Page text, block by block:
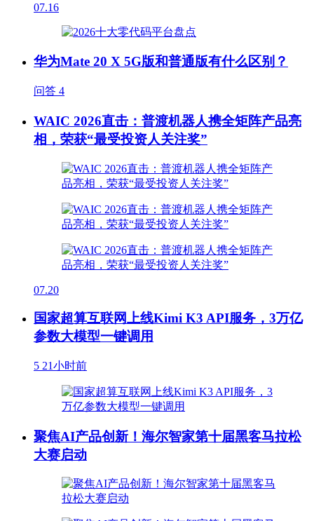
07.16
华为Mate 20 X 5G版和普通版有什么区别？
问答 4
WAIC 2026直击：普渡机器人携全矩阵产品亮
相，荣获“最受投资人关注奖”
07.20
国家超算互联网上线Kimi K3 API服务，3万亿
参数大模型一键调用
5 21小时前
聚焦AI产品创新！海尔智家第十届黑客马拉松
大赛启动